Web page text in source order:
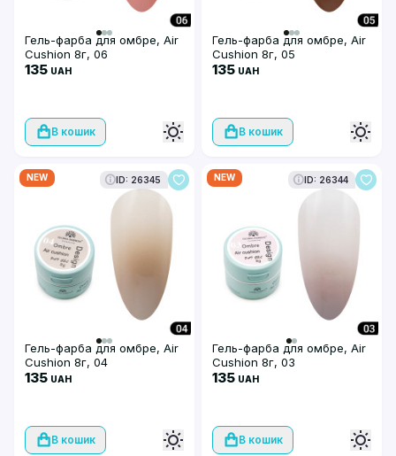
Гель-фарба для омбре, Air
Cushion 8г, 06
135 UAH
В кошик
Гель-фарба для омбре, Air
Cushion 8г, 05
135 UAH
В кошик
NEW ID: 26345
Гель-фарба для омбре, Air
Cushion 8г, 04
135 UAH
В кошик
NEW ID: 26344
Гель-фарба для омбре, Air
Cushion 8г, 03
135 UAH
В кошик